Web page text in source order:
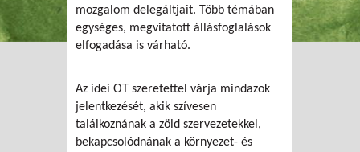
mozgalom delegáltjait. Több témában
egységes, megvitatott állásfoglalások
elfogadása is várható.
Az idei OT szeretettel várja mindazok
jelentkezését, akik szívesen
találkoznának a zöld szervezetekkel,
bekapcsolódnának a környezet- és